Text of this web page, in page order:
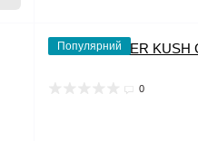
Популярний
0